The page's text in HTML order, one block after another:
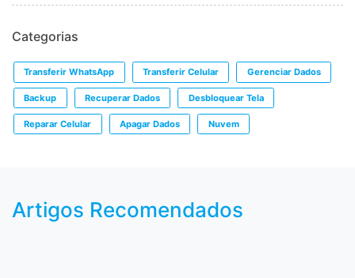
Categorias
Transferir WhatsApp Transferir Celular Gerenciar Dados
Backup Recuperar Dados Desbloquear Tela
Reparar Celular Apagar Dados Nuvem
Artigos Recomendados